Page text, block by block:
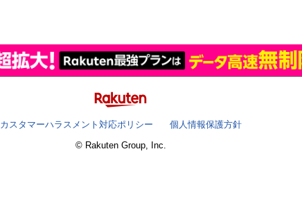
カスタマーハラスメント対応ポリシー
個人情報保護方針
© Rakuten Group, Inc.